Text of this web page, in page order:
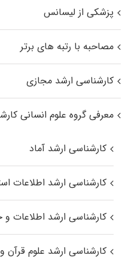
پزشکی از لیسانس
مصاحبه با رتبه های برتر
کارشناسی ارشد مجازی
معرفی گروه علوم انسانی
کارشناسی ارشد آماد
کارشناسی ارشد اطلاعات
کارشناسی ارشد اطلاعات
کارشناسی ارشد علوم